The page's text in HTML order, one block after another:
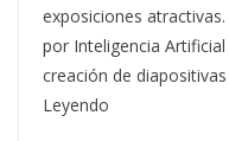
exposiciones
por Inteligencia
creación de
Leyendo